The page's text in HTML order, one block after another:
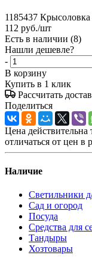
1185437
112 руб./шт
Есть в наличии (8)
Нашли дешевле?
-
В корзину
Купить в 1 клик
Рассчитать
Поделиться
Цена действительна
отличаться от цен в
Наличие
Светильники
Сад и огород
Посуда
Средства для
Тандыры
Хозтовары